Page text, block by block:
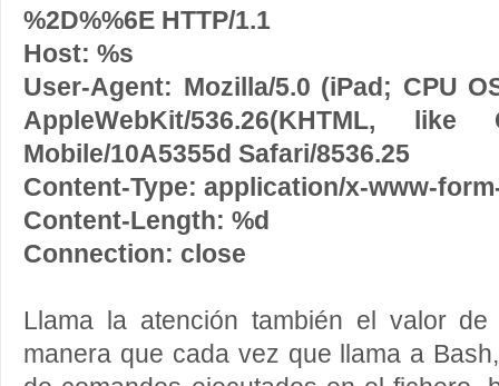
%2D%%6E HTTP/1.1
Host: %s
User-Agent: Mozilla/5.0 (iPad; CPU
AppleWebKit/536.26(KHTML, like
Mobile/10A5355d Safari/8536.25
Content-Type: application/x-www-
Content-Length: %d
Connection: close
Llama la atención también el valor
manera que cada vez que llama a